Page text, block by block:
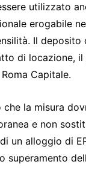
utilizzato
erogabile
Il deposito
di locazione,
Capitale.
la misura
e non
un alloggio di
superamento